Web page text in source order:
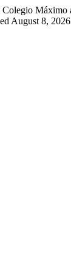
August 8,